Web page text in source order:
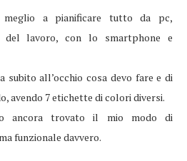
a pianificare tutto da pc,
lavoro, con lo smartphone e
subito all’occhio cosa devo fare e di
avendo 7 etichette di colori diversi.
ancora trovato il mio modo di
funzionale davvero.